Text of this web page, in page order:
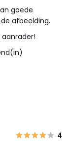
goede
afbeelding.
4